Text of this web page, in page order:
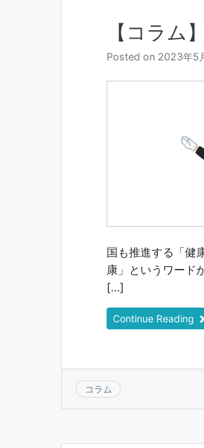
【コラム
Posted on 2023年5
国も推進する「健
康」というワード
[…]
Continue Reading
コラム